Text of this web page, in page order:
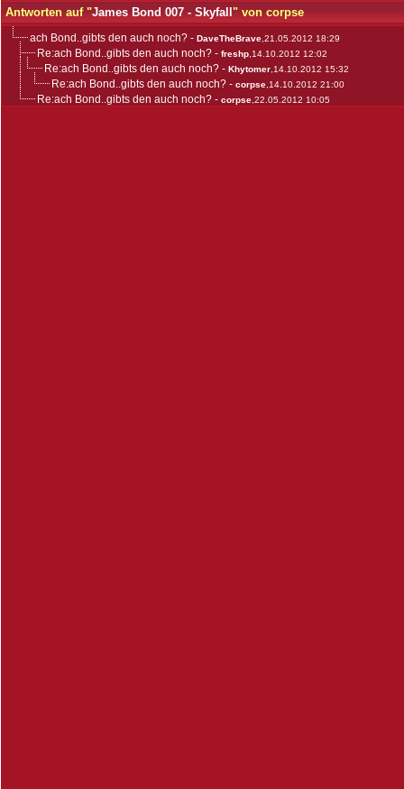
Antworten auf "James Bond 007 - Skyfall " von corpse
ach Bond..gibts den auch noch? - DaveTheBrave ,21.05.2012 18:29
Re:ach Bond..gibts den auch noch? - freshp ,14.10.2012 12:02
Re:ach Bond..gibts den auch noch? - Khytomer ,14.10.2012 15:32
Re:ach Bond..gibts den auch noch? - corpse ,14.10.2012 21:00
Re:ach Bond..gibts den auch noch? - corpse ,22.05.2012 10:05